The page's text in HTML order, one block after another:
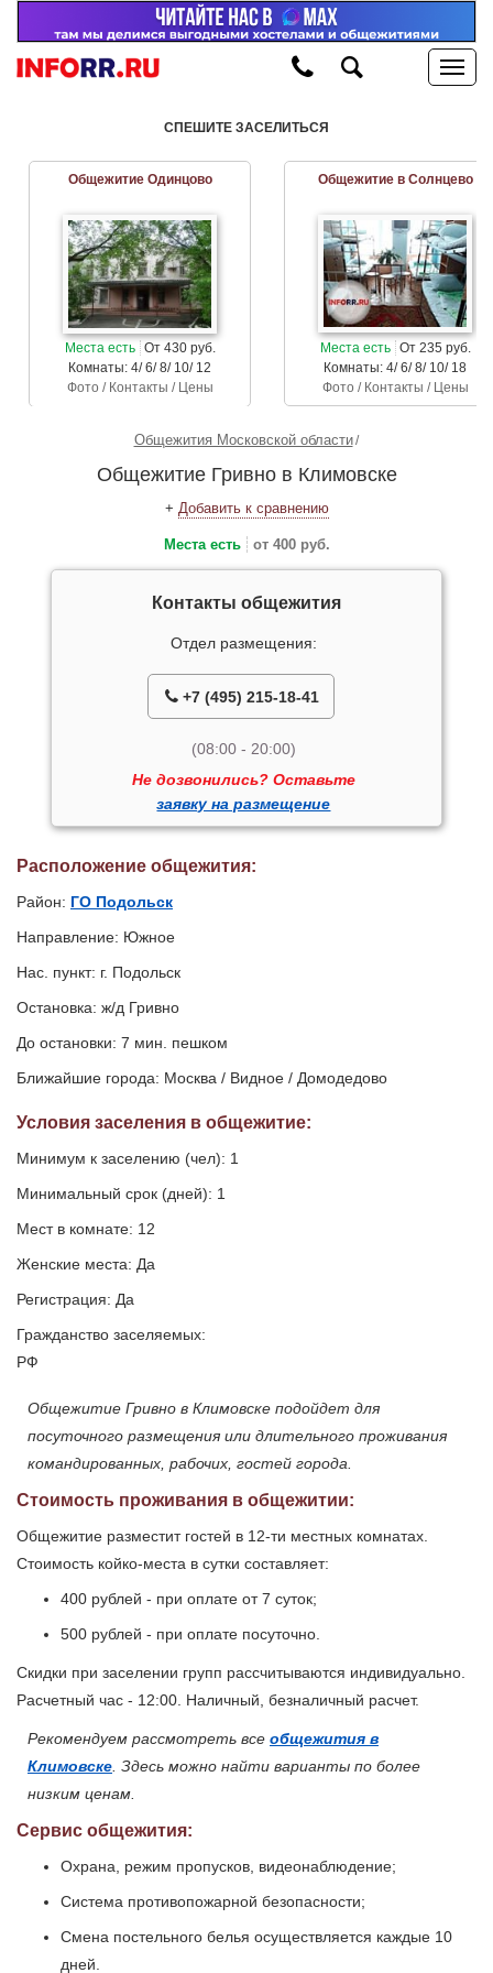
СПЕШИТЕ ЗАСЕЛИТЬСЯ
Общежитие Одинцово
Места есть От 430 руб.
Комнаты: 4/ 6/ 8/ 10/ 12
Фото / Контакты / Цены
Общежитие в Солнцево
Места есть От 235 руб.
Комнаты: 4/ 6/ 8/ 10/ 18
Фото / Контакты / Цены
Общежития Московской области
Общежитие Гривно в Климовске
+ Добавить к сравнению
Места есть от 400 руб.
Контакты общежития
Отдел размещения:
+7 (495) 215-18-41
(08:00 - 20:00)
Не дозвонились? Оставьте
заявку на размещение
Расположение общежития:
Район: ГО Подольск
Направление: Южное
Нас. пункт: г. Подольск
Остановка: ж/д Гривно
До остановки: 7 мин. пешком
Ближайшие города: Москва / Видное / Домодедово
Условия заселения в общежитие:
Минимум к заселению (чел): 1
Минимальный срок (дней): 1
Мест в комнате: 12
Женские места: Да
Регистрация: Да
Гражданство заселяемых:
РФ
Общежитие Гривно в Климовске подойдет для
посуточного размещения или длительного проживания
командированных, рабочих, гостей города.
Стоимость проживания в общежитии:
Общежитие разместит гостей в 12-ти местных комнатах.
Стоимость койко-места в сутки составляет:
400 рублей - при оплате от 7 суток;
500 рублей - при оплате посуточно.
Скидки при заселении групп рассчитываются индивидуально.
Расчетный час - 12:00. Наличный, безналичный расчет.
Рекомендуем рассмотреть все общежития в
Климовске. Здесь можно найти варианты по более
низким ценам.
Сервис общежития:
Охрана, режим пропусков, видеонаблюдение;
Система противопожарной безопасности;
Смена постельного белья осуществляется каждые 10
дней.